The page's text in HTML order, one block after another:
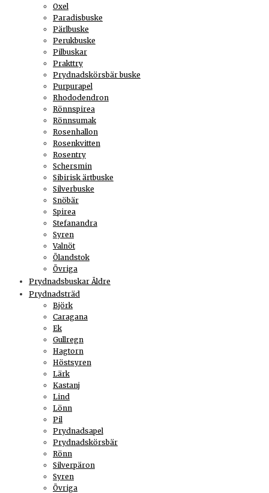
Oxel
Paradisbuske
Pärlbuske
Perukbuske
Pilbuskar
Prakttry
Prydnadskörsbär buske
Purpurapel
Rhododendron
Rönnspirea
Rönnsumak
Rosenhallon
Rosenkvitten
Rosentry
Schersmin
Sibirisk ärtbuske
Silverbuske
Snöbär
Spirea
Stefanandra
Syren
Valnöt
Ölandstok
Övriga
Prydnadsbuskar Äldre
Prydnadsträd
Björk
Caragana
Ek
Gullregn
Hagtorn
Höstsyren
Lärk
Kastanj
Lind
Lönn
Pil
Prydnadsapel
Prydnadskörsbär
Rönn
Silverpäron
Syren
Övriga